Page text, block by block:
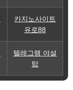
카지노사이트
유로88
텔레그램 야설
탑